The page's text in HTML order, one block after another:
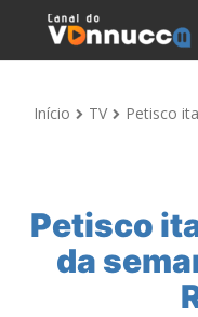
Início TV
Petisco
Petisco
da